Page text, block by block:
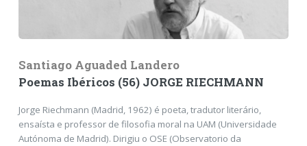
Santiago Aguaded Landero
Poemas Ibéricos (56) JORGE RIECHMANN
Jorge Riechmann (Madrid, 1962) é poeta, tradutor literário,
ensaísta e professor de filosofia moral na UAM (Universidade
Autónoma de Madrid). Dirigiu o OSE (Observatorio da